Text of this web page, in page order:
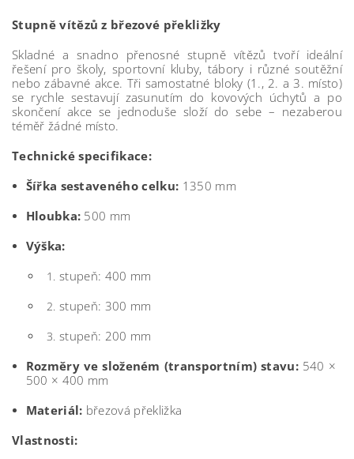
Stupně vítězů z březové překližky
Skladné a snadno přenosné stupně vítězů tvoří ideální
řešení pro školy, sportovní kluby, tábory i různé soutěžní
nebo zábavné akce. Tři samostatné bloky (1., 2. a 3. místo)
se rychle sestavují zasunutím do kovových úchytů a po
skončení akce se jednoduše složí do sebe – nezaberou
téměř žádné místo.
Technické specifikace:
Šířka sestaveného celku: 1350 mm
Hloubka: 500 mm
Výška:
stupeň: 400 mm
stupeň: 300 mm
stupeň: 200 mm
Rozměry ve složeném (transportním) stavu:540 ×
500 × 400 mm
Materiál: březová překližka
Vlastnosti: